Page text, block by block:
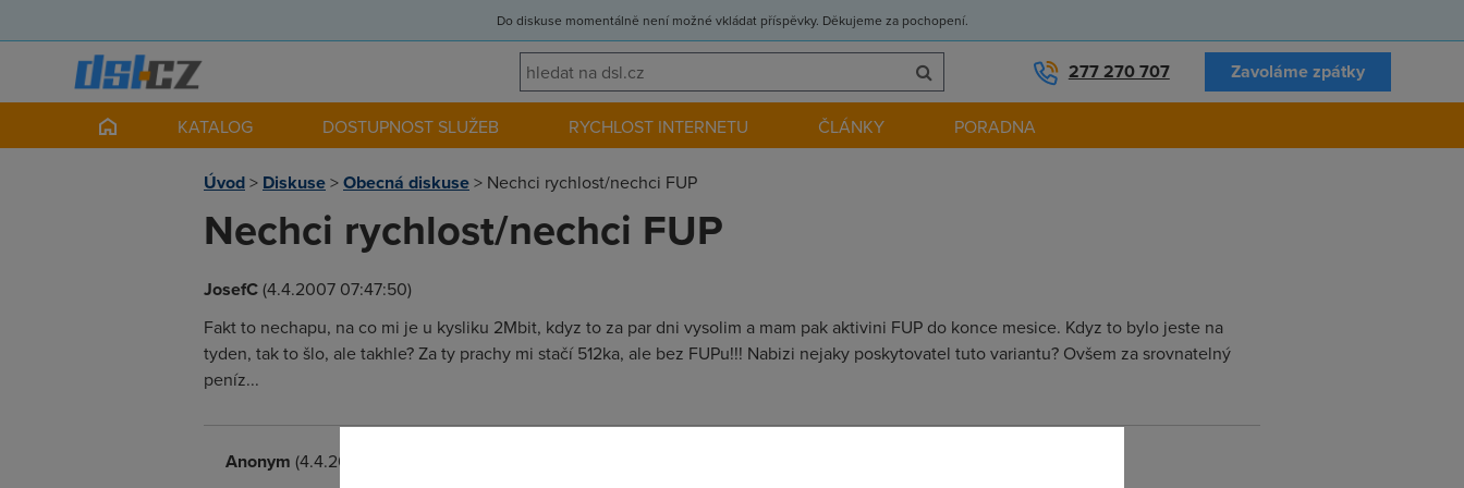
Do diskuse momentálně není možné vkládat příspěvky. Děkujeme za pochopení.
277 270 707 Zavoláme zpátky
KATALOG DOSTUPNOST SLUŽEB RYCHLOST INTERNETU ČLÁNKY PORADNA
Úvod> Diskuse>Obecná diskuse> Nechci rychlost/nechci FUP
Nechci rychlost/nechci FUP
JosefC(4.4.2007 07:47:50)
Fakt to nechapu, na co mi je u kysliku 2Mbit, kdyz to za par dni vysolim a mam pak aktivini FUP do konce mesice. Kdyz to bylo jeste na
tyden, tak to šlo, ale takhle? Za ty prachy mi stačí 512ka, ale bez FUPu!!! Nabizi nejaky poskytovatel tuto variantu? Ovšem za srovnatelný
peníz...
Anonym (4.4.2007 09:15:47)